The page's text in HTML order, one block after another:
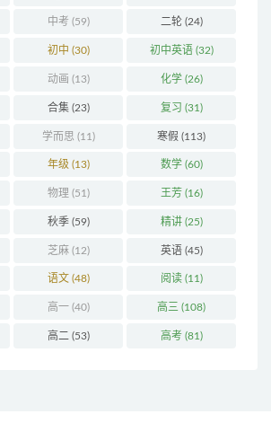
中考 (59) 二轮(24)
初中 (30) 初中英语(32)
动画 (13) 化学(26)
合集(23) 复习 (31)
学而思 (11) 寒假 (113)
年级 (13) 数学(60)
物理 (51) 王芳(16)
秋季(59) 精讲(25)
芝麻(12) 英语(45)
语文 (48) 阅读(11)
高一(40) 高三 (108)
高二 (53) 高考(81)